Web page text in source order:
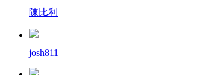
陳比利
josh811